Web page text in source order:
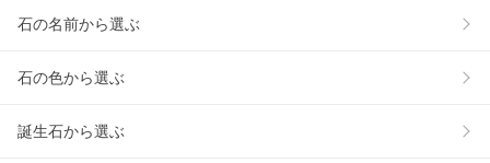
石の名前から選ぶ
石の色から選ぶ
誕生石から選ぶ